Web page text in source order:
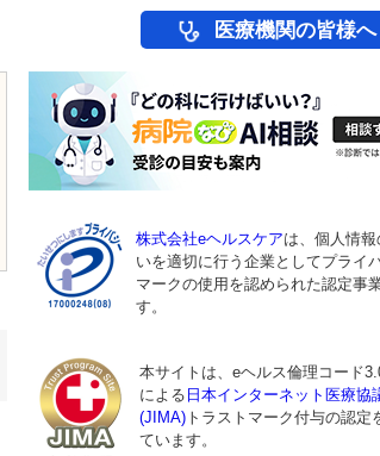
医療機関の皆様へ
株式会社eヘルスケアは、個人情報
いを適切に行う企業としてプライ
マークの使用を認められた認定事
す。
本サイトは、eヘルス倫理コード
による 日本インターネット医療協
(JIMA)トラストマーク付与の認定
ています。